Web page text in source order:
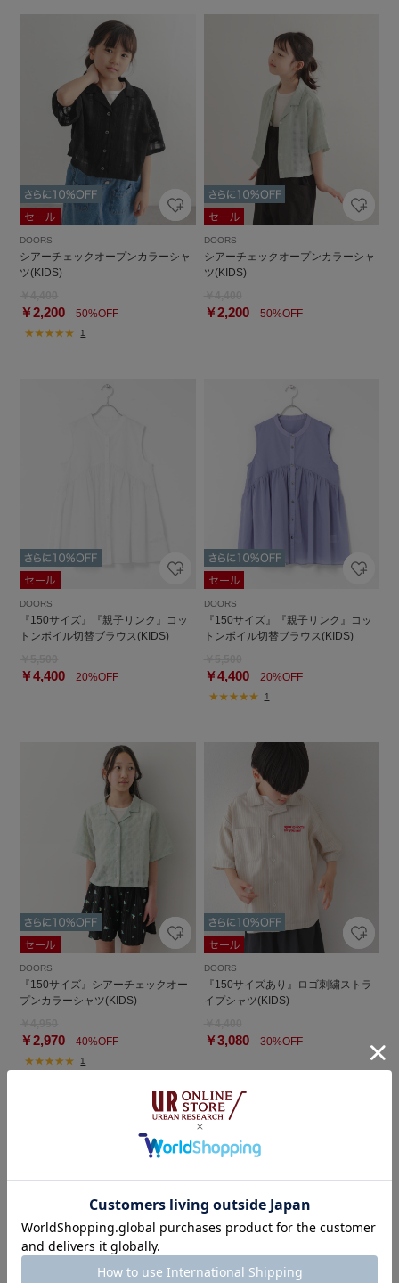
DOORS
シアーチェックオープンカラーシャ
ツ(KIDS)
￥2,200 50%OFF
1
DOORS
シアーチェックオープンカラーシャ
ツ(KIDS)
￥2,20050%OFF
DOORS
『150サイズ』『親子リンク』コッ
トンボイル切替ブラウス(KIDS)
￥4,400 20%OFF
DOORS
『150サイズ』『親子リンク』コッ
トンボイル切替ブラウス(KIDS)
￥4,40020%OFF
1
DOORS
『150サイズ』シアーチェックオー
プンカラーシャツ(KIDS)
￥2,970 40%OFF
1
DOORS
『150サイズあり』ロゴ刺繍ストラ
イプシャツ(KIDS)
￥3,08030%OFF